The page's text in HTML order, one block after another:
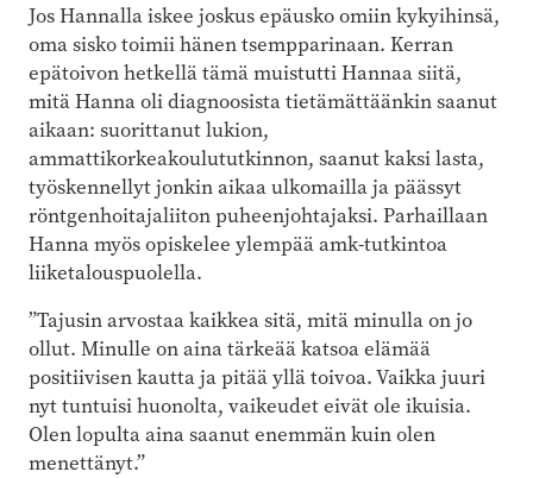
Jos Hannalla iskee joskus epäusko omiin kykyihinsä,
oma sisko toimii hänen tsempparinaan. Kerran
epätoivon hetkellä tämä muistutti Hannaa siitä,
mitä Hanna oli diagnoosista tietämättäänkin saanut
aikaan: suorittanut lukion,
ammattikorkeakoulututkinnon, saanut kaksi lasta,
työskennellyt jonkin aikaa ulkomailla ja päässyt
röntgenhoitajaliiton puheenjohtajaksi. Parhaillaan
Hanna myös opiskelee ylempää amk-tutkintoa
liiketalouspuolella.
”Tajusin arvostaa kaikkea sitä, mitä minulla on jo
ollut. Minulle on aina tärkeää katsoa elämää
positiivisen kautta ja pitää yllä toivoa. Vaikka juuri
nyt tuntuisi huonolta, vaikeudet eivät ole ikuisia.
Olen lopulta aina saanut enemmän kuin olen
menettänyt.”